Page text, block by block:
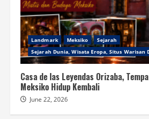
Landmark Meksiko
Sejarah
Sejarah Dunia, Wisata Eropa, Situs Warisan
Casa de las Leyendas Orizaba,
Meksiko Hidup Kembali
June 22, 2026